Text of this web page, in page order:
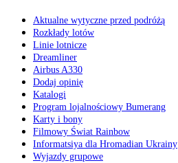
Aktualne wytyczne przed podróżą
Rozkłady lotów
Linie lotnicze
Dreamliner
Airbus A330
Dodaj opinię
Katalogi
Program lojalnościowy Bumerang
Karty i bony
Filmowy Świat Rainbow
Informatsiya dla Hromadian Ukrainy
Wyjazdy grupowe